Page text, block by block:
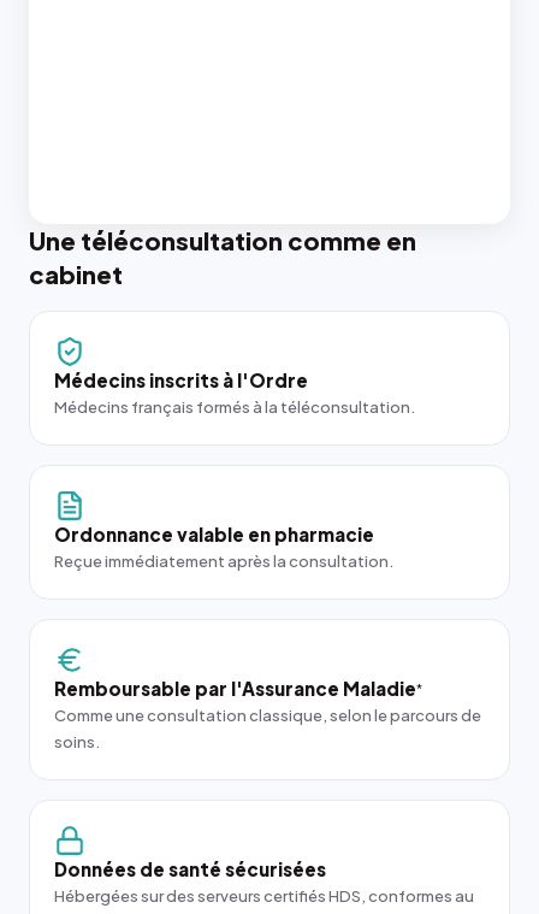
Une téléconsultation comme en
cabinet
Médecins inscrits à l'Ordre
Médecins français formés à la téléconsultation.
Ordonnance valable en pharmacie
Reçue immédiatement après la consultation.
Remboursable par l'Assurance Maladie*
Comme une consultation classique, selon le parcours de
soins.
Données de santé sécurisées
Hébergées sur des serveurs certifiés HDS, conformes au